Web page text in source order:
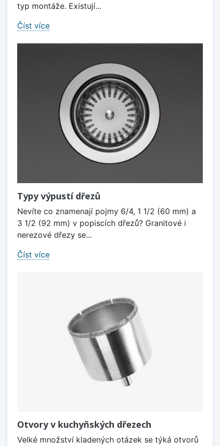
typ montáže. Existují...
Číst více
Typy výpustí dřezů
Nevíte co znamenají pojmy 6/4, 1 1/2 (60 mm) a
3 1/2 (92 mm) v popiscích dřezů? Granitové i
nerezové dřezy se...
Číst více
Otvory v kuchyňských dřezech
Velké množství kladených otázek se týká otvorů